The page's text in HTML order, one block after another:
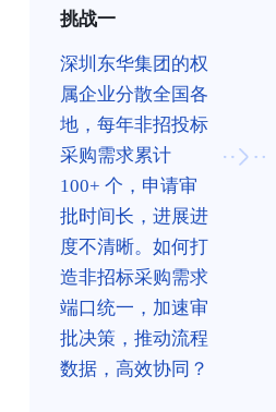
挑战一
深圳东华集团的权
属企业分散全国各
地，每年非招投标
采购需求累计
100+ 个，申请审
批时间长，进展进
度不清晰。如何打
造非招标采购需求
端口统一，加速审
批决策，推动流程
数据，高效协同？